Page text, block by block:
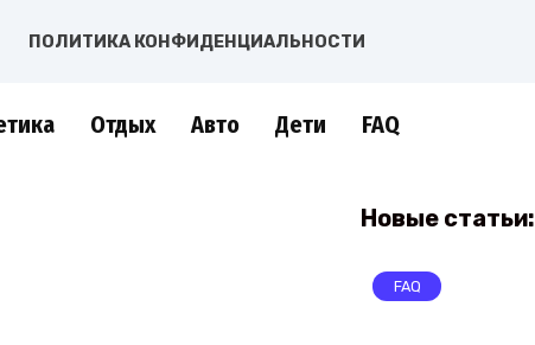
ПОЛИТИКА КОНФИДЕНЦИАЛЬНОСТИ
Отдых Авто Дети FAQ
Новые статьи:
FAQ